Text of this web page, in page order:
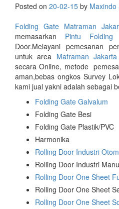
Posted on 20-02-15 by Maxindo
Folding Gate Matraman
memasarkan Pintu Folding
Door.Melayani pemesanan
untuk area Matraman
secara Online, metode
aman,bebas ongkos Survey
kami jual yakni adalah sebagai
Folding Gate Galvalum
Folding Gate Besi
Folding Gate Plastik/PVC
Harmonika
Rolling Door Industri
Rolling Door Industri
Rolling Door One Sheet
Rolling Door One Sheet
Rolling Door One Sheet